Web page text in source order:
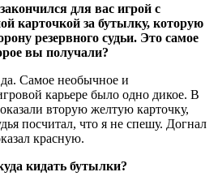
для вас игрой с
карточкой за бутылку, которую
резервного судьи. Это самое
вы получали?
Самое необычное и
карьере было одно дикое. В
вторую желтую карточку,
посчитал, что я не спешу. Догнал
красную.
кидать бутылки?